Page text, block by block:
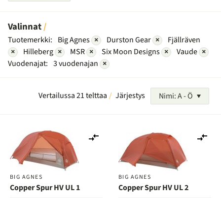
Valinnat
Tuotemerkki: Big Agnes × Durston Gear ×
Fjällräven
×
Hilleberg × MSR × Six Moon Designs × Vaude ×
Vuodenajat: 3 vuodenajan ×
Vertailussa 21 telttaa Järjestys Nimi: A - Ö
BIG AGNES
Copper Spur HV UL 1
vertailuun
BIG AGNES
Copper Spur HV UL 2